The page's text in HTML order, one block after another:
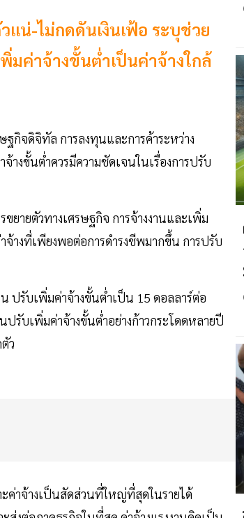
น่-ไม่กดดันเงินเฟ้อ ระบุช่วย
มค่าจ้างขั้นต่ำเป็นค่าจ้างใกล้
กิจดิจิทัล การลงทุนและการค้าระหว่าง
างขั้นต่ำควรมีความชัดเจนในเรื่องการปรับ
ยายตัวทางเศรษฐกิจ การจ้างงานและเพิ่ม
างที่เพียงพอต่อการดำรงชีพมากขึ้น การปรับ
ปรับเพิ่มค่าจ้างขั้นต่ำเป็น 15 ดอลลาร์ต่อ
รับเพิ่มค่าจ้างขั้นต่ำอย่างก้าวกระโดดหลายปี
ว
ค่าจ้างเป็นสัดส่วนที่ใหญ่ที่สุดในรายได้